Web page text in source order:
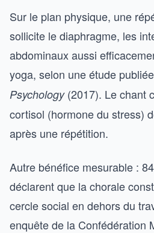
Sur le plan physique, une
sollicite le diaphragme, les
abdominaux aussi
yoga, selon une étude
Psychology(2017). Le chant
cortisol (hormone du stress)
après une répétition.
Autre bénéfice mesurable :
déclarent que la chorale
cercle social en dehors du
enquête de la Confédération